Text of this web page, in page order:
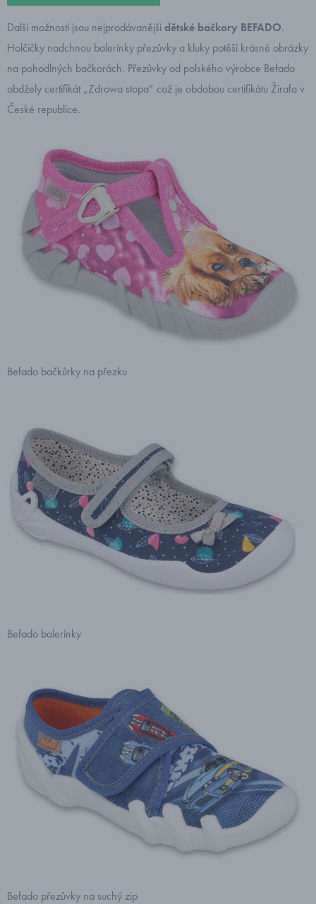
Další možností jsou nejprodávanějšídětské bačkory BEFADO.
Holčičky nadchnou balerínky přezůvky a kluky potěší krásné obrázky
na pohodlných bačkorách. Přezůvky od polského výrobce Befado
obdžely certifikát „Zdrowa stopa“ což je obdobou certifikátu Žirafa v
České republice.
Befado bačkůrky na přezku
Befado balerínky
Befado přezůvky na suchý zip